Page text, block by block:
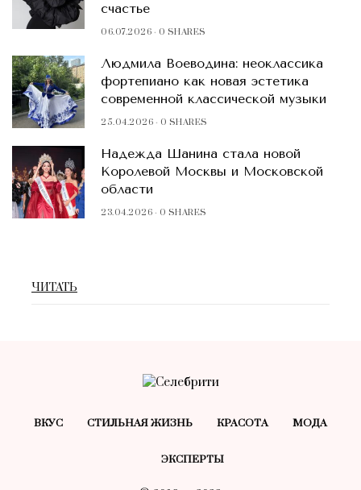
счастье
06.07.2026 0 SHARES
Людмила Воеводина: неоклассика
фортепиано как новая эстетика
современной классической музыки
25.04.2026 0 SHARES
Надежда Шанина стала новой
Королевой Москвы и Московской
области
23.04.2026 0 SHARES
ЧИТАТЬ
ВКУС СТИЛЬНАЯ ЖИЗНЬ КРАСОТA МОДА
ЭКСПЕРТЫ